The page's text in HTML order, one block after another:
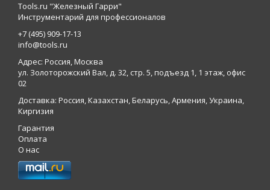
Tools.ru "Железный Гарри"
Инструментарий для профессионалов
+7 (495) 909-17-13
info@tools.ru
Адрес: Россия, Москва
ул. Золоторожский Вал, д. 32, стр. 5, подъезд 1, 1 этаж, офис
02
Доставка: Россия, Казахстан, Беларусь, Армения, Украина,
Киргизия
Гарантия
Оплата
О нас